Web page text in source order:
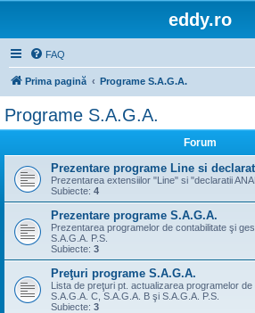
eddy.ro
FAQ
Prima pagină Programe S.A.G.A.
Programe S.A.G.A.
Forum
Prezentare programe Line si
Prezentarea extensiilor "Line" si "declaratii
Subiecte: 4
Prezentare programe S.A.G.A.
Prezentarea programelor de contabilitate şi
S.A.G.A. P.S.
Subiecte: 3
Preţuri programe S.A.G.A.
Lista de preţuri pt. actualizarea programelor
S.A.G.A. C, S.A.G.A. B şi S.A.G.A. P.S.
Subiecte: 3